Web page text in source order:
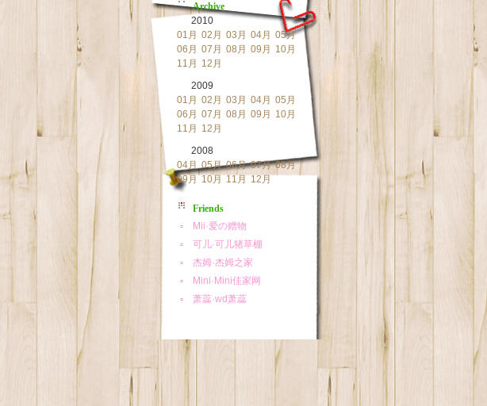
Archive
2010
01月 02月 03月 04月 05月
06月 07月 08月 09月
10月
11月
12月
2009
01月 02月 03月 04月 05月
06月 07月 08月 09月
10月
11月
12月
2008
04月 05月 06月 07月 08月
09月
10月 11月 12月
Friends